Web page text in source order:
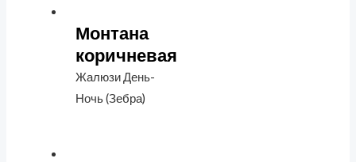
Монтана
коричневая
Жалюзи День-
Ночь (Зебра)